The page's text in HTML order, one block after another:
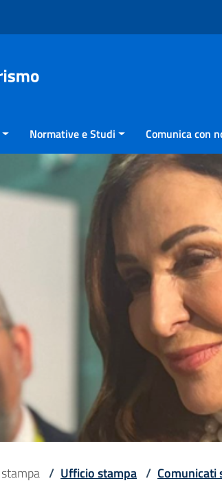
Normative e Studi Comunica con
/ Ufficio stampa / Comunicati